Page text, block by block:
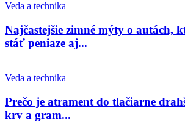
Veda a technika
Najčastejšie zimné mýty o autách,
stáť peniaze aj...
Veda a technika
Prečo je atrament do tlačiarne
krv a gram...